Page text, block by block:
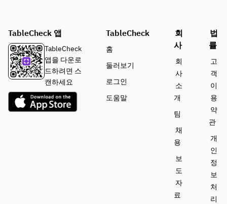
TableCheck 앱
TableCheck
앱을 다운로
드하려면 스
캔하세요
TableCheck
홈
둘러보기
로그인
도움말
회
사
회
사
소
개
팀
채
용
보
도
자
료
법
률
고
객
이
용
약
관
개
인
정
보
처
리